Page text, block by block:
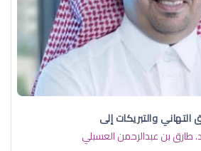
والتبريكات إلى
​طارق بن عبدالرحمن العسبلي